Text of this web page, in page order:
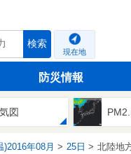
検索
現在地
防災情報
図
年08月 25日 北陸地